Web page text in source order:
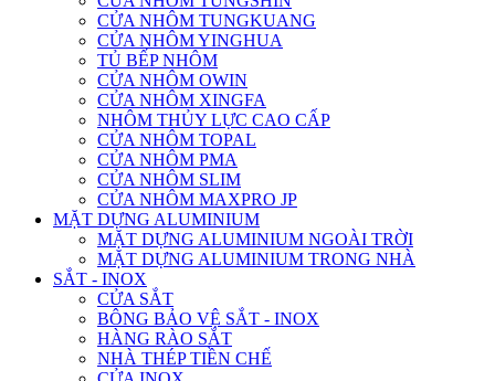
CỬA NHÔM TUNGKUANG
CỬA NHÔM YINGHUA
TỦ BẾP NHÔM
CỬA NHÔM OWIN
CỬA NHÔM XINGFA
NHÔM THỦY LỰC CAO CẤP
CỬA NHÔM TOPAL
CỬA NHÔM PMA
CỬA NHÔM SLIM
CỬA NHÔM MAXPRO JP
MẶT DỰNG ALUMINIUM
MẶT DỰNG ALUMINIUM NGOÀI TRỜI
MẶT DỰNG ALUMINIUM TRONG NHÀ
SẮT - INOX
CỬA SẮT
BÔNG BẢO VỆ SẮT - INOX
HÀNG RÀO SẮT
NHÀ THÉP TIỀN CHẾ